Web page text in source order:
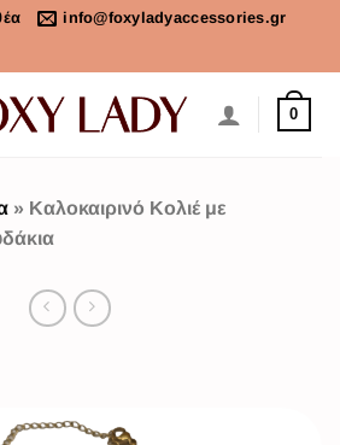
info@foxyladyaccessories.gr
0
» Καλοκαιρινό Κολιέ με